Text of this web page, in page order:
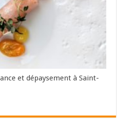
et dépaysement à Saint-